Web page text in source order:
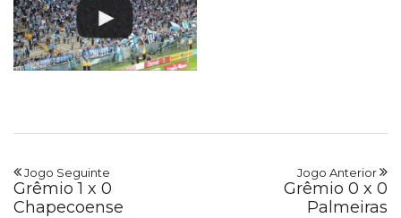
Jogo Seguinte
Grêmio 1 x 0
Chapecoense
Jogo Anterior
Grêmio 0 x 0
Palmeiras